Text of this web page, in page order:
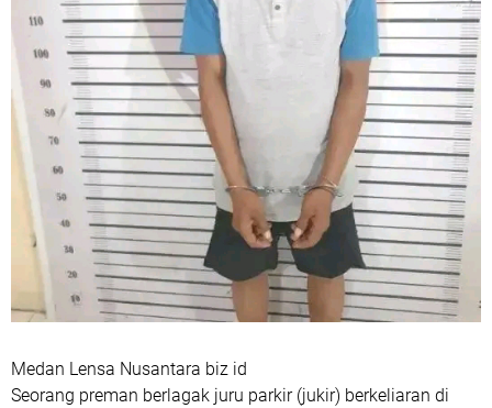
Medan Lensa Nusantara biz id
Seorang preman berlagak juru parkir (jukir) berkeliaran di